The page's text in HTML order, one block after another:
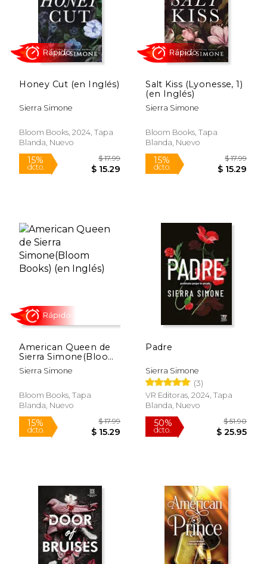
15%
dcto.
15%
dcto.
dcto.
15%
dcto.
Honey Cut (en Inglés)
Sierra Simone
Bloom Books, 2024, Tapa
Blanda, Nuevo
Salt Kiss (Lyonesse, 1)
(en Inglés)
Sierra Simone
Bloom Books, Tapa
Blanda, Nuevo
American Queen de
Sierra Simone(Bloom
Books) (en Inglés)
Sierra Simone
Bloom Books, Tapa
Blanda, Nuevo
Padre
Sierra Simone
(3)
VR Editoras, 2024, Tapa
Blanda, Nuevo